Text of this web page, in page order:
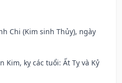
Chi (Kim sinh Thủy), ngày
Kim, kỵ các tuổi: Ất Tỵ và Kỷ